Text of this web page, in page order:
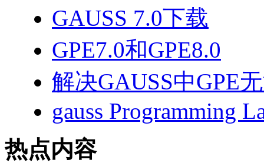
GAUSS 7.0下载
GPE7.0和GPE8.0
解决GAUSS中GPE
gauss Programming
热点内容